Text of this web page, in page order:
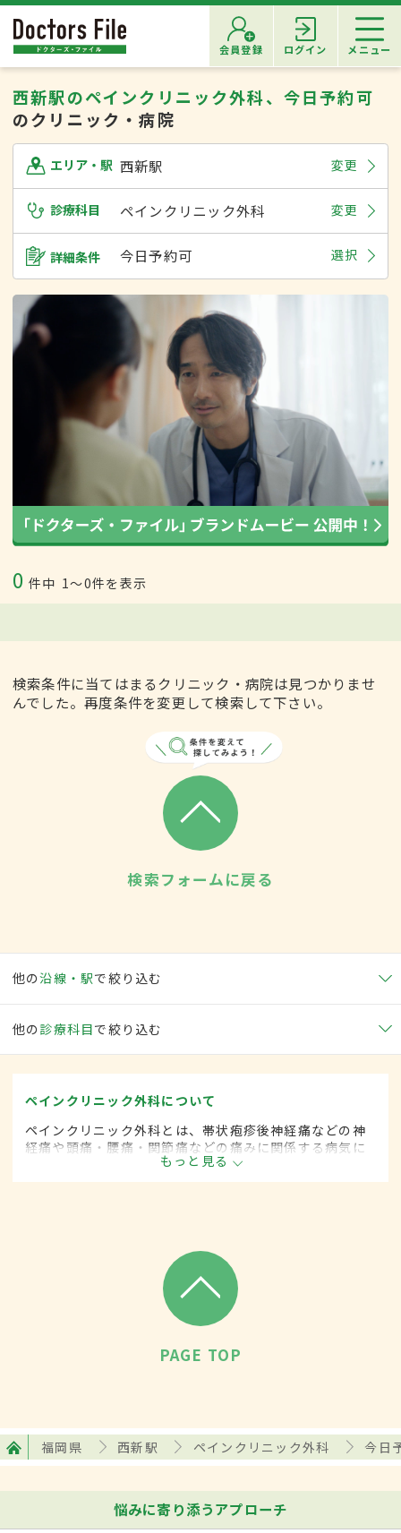
会員登録 ログイン メニュー
西新駅のペインクリニック外科、今日予約可
のクリニック・病院
エリア・駅 西新駅 変更
診療科目 ペインクリニック外科 変更
詳細条件 今日予約可 選択
0 件中 1〜0件を表示
検索条件に当てはまるクリニック・病院は見つかりませ
んでした。再度条件を変更して検索して下さい。
検索フォームに戻る
他の沿線・駅で絞り込む
他の 診療科目で絞り込む
ペインクリニック外科について
ペインクリニック外科とは、帯状疱疹後神経痛などの神
経痛や頭痛・腰痛・関節痛などの痛みに関係する病気に
対して、手術的な方法によって治療する外科の一領域で
す。平成20年4月の制度改正前は、ペインクリニック科
もっと見る
PAGE TOP
福岡県 西新駅 ペインクリニック外科 今日
悩みに寄り添うアプローチ